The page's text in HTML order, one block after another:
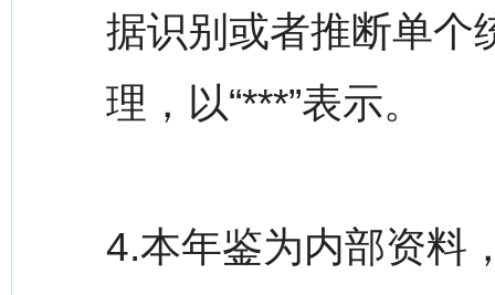
据识别或者推断单个
理，以“***”表示。
4.本年鉴为内部资料